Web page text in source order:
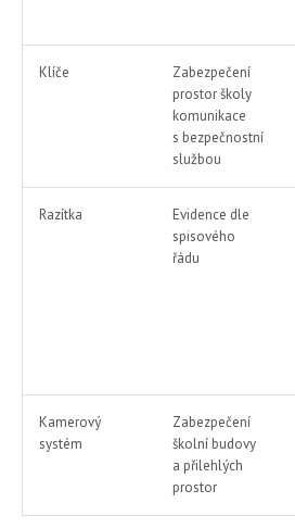
Klíče
Zabezpečení
prostor školy
komunikace
s bezpečnostní
službou
Razítka
Evidence dle
spisového
řádu
Kamerový
systém
Zabezpečení
školní budovy
a přilehlých
prostor